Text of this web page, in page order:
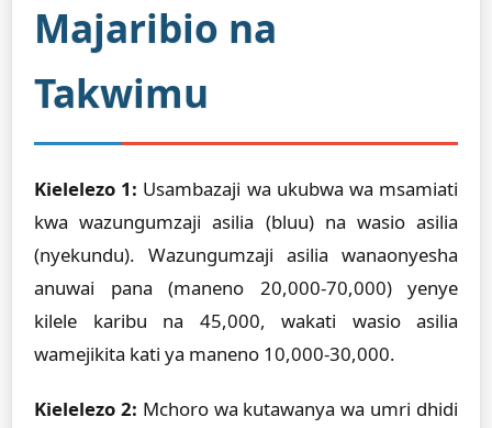
Majaribio na
Takwimu
Kielelezo 1: Usambazaji wa ukubwa wa msamiati
kwa wazungumzaji asilia (bluu) na wasio asilia
(nyekundu). Wazungumzaji asilia wanaonyesha
anuwai pana (maneno 20,000-70,000) yenye
kilele karibu na 45,000, wakati wasio asilia
wamejikita kati ya maneno 10,000-30,000.
Kielelezo 2: Mchoro wa kutawanya wa umri dhidi